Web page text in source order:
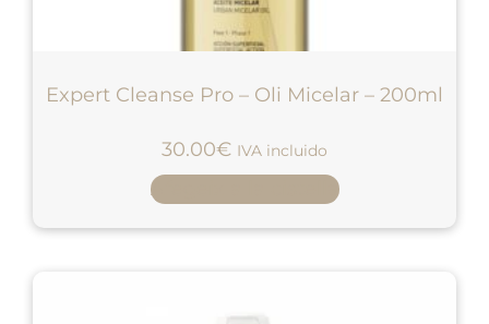
Expert Cleanse Pro – Oli Micelar – 200ml
30.00€ IVA incluido
Afegeix a la cistella